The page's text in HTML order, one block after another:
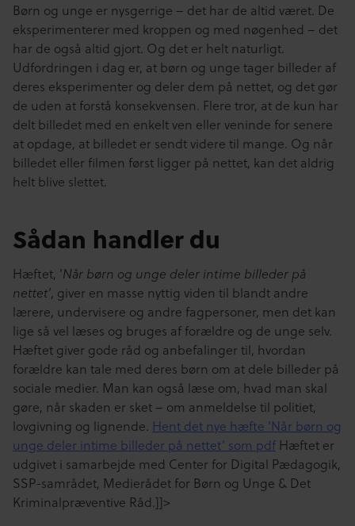
Børn og unge er nysgerrige – det har de altid været. De
eksperimenterer med kroppen og med nøgenhed – det
har de også altid gjort. Og det er helt naturligt.
Udfordringen i dag er, at børn og unge tager billeder af
deres eksperimenter og deler dem på nettet, og det gør
de uden at forstå konsekvensen. Flere tror, at de kun har
delt billedet med en enkelt ven eller veninde for senere
at opdage, at billedet er sendt videre til mange. Og når
billedet eller filmen først ligger på nettet, kan det aldrig
helt blive slettet.
Sådan handler du
Hæftet, ’Når børn og unge deler intime billeder på
nettet’, giver en masse nyttig viden til blandt andre
lærere, undervisere og andre fagpersoner, men det kan
lige så vel læses og bruges af forældre og de unge selv.
Hæftet giver gode råd og anbefalinger til, hvordan
forældre kan tale med deres børn om at dele billeder på
sociale medier. Man kan også læse om, hvad man skal
gøre, når skaden er sket – om anmeldelse til politiet,
lovgivning og lignende. Hent det nye hæfte ’Når børn og
unge deler intime billeder på nettet’ som pdf Hæftet er
udgivet i samarbejde med Center for Digital Pædagogik,
SSP-samrådet, Medierådet for Børn og Unge & Det
Kriminalpræventive Råd.]]>